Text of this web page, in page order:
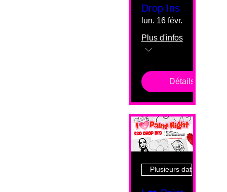
Drop Ins
lun. 16 févr.
Plus d'infos
Détails
Plusieurs dates